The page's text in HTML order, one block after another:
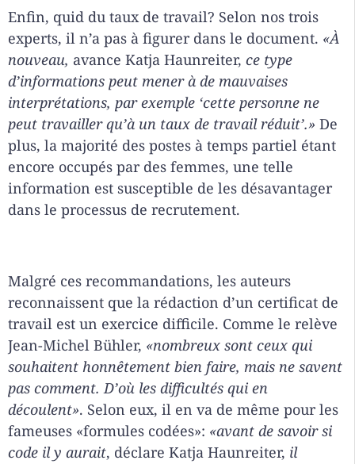
Enfin, quid du taux de travail? Selon nos trois
experts, il n’a pas à figurer dans le document. «À
nouveau, avance Katja Haunreiter, ce type
d’informations peut mener à de mauvaises
interprétations, par exemple ‘cette personne ne
peut travailler qu’à un taux de travail réduit’.» De
plus, la majorité des postes à temps partiel étant
encore occupés par des femmes, une telle
information est susceptible de les désavantager
dans le processus de recrutement.
Malgré ces recommandations, les auteurs
reconnaissent que la rédaction d’un certificat de
travail est un exercice difficile. Comme le relève
Jean-Michel Bühler, «nombreux sont ceux qui
souhaitent honnêtement bien faire, mais ne savent
pas comment. D’où les difficultés qui en
découlent». Selon eux, il en va de même pour les
fameuses «formules codées»: «avant de savoir si
code il y aurait, déclare Katja Haunreiter, il